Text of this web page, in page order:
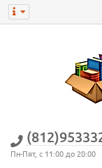
Пн-Пят, с 11:00 до 20:00